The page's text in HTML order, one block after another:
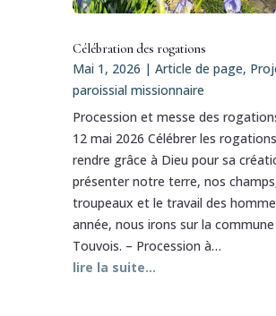
Célébration des rogations
Mai 1, 2026 | Article de page,
paroissial missionnaire
Procession et messe des
12 mai 2026 Célébrer les
rendre grâce à Dieu pour sa
présenter notre terre, nos
troupeaux et le travail des
année, nous irons sur la
Touvois. – Procession à…
lire la suite…